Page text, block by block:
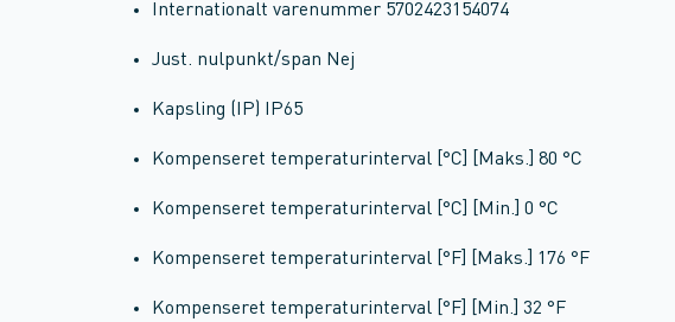
Internationalt varenummer 5702423154074
Just. nulpunkt/span Nej
Kapsling (IP) IP65
Kompenseret temperaturinterval [°C] [Maks.] 80 °C
Kompenseret temperaturinterval [°C] [Min.] 0 °C
Kompenseret temperaturinterval [°F] [Maks.] 176 °F
Kompenseret temperaturinterval [°F] [Min.] 32 °F